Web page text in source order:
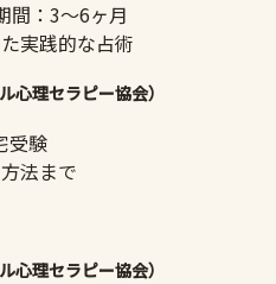
間：3〜6ヶ月
実践的な占術
心理セラピー協会）
受験
法まで
心理セラピー協会）